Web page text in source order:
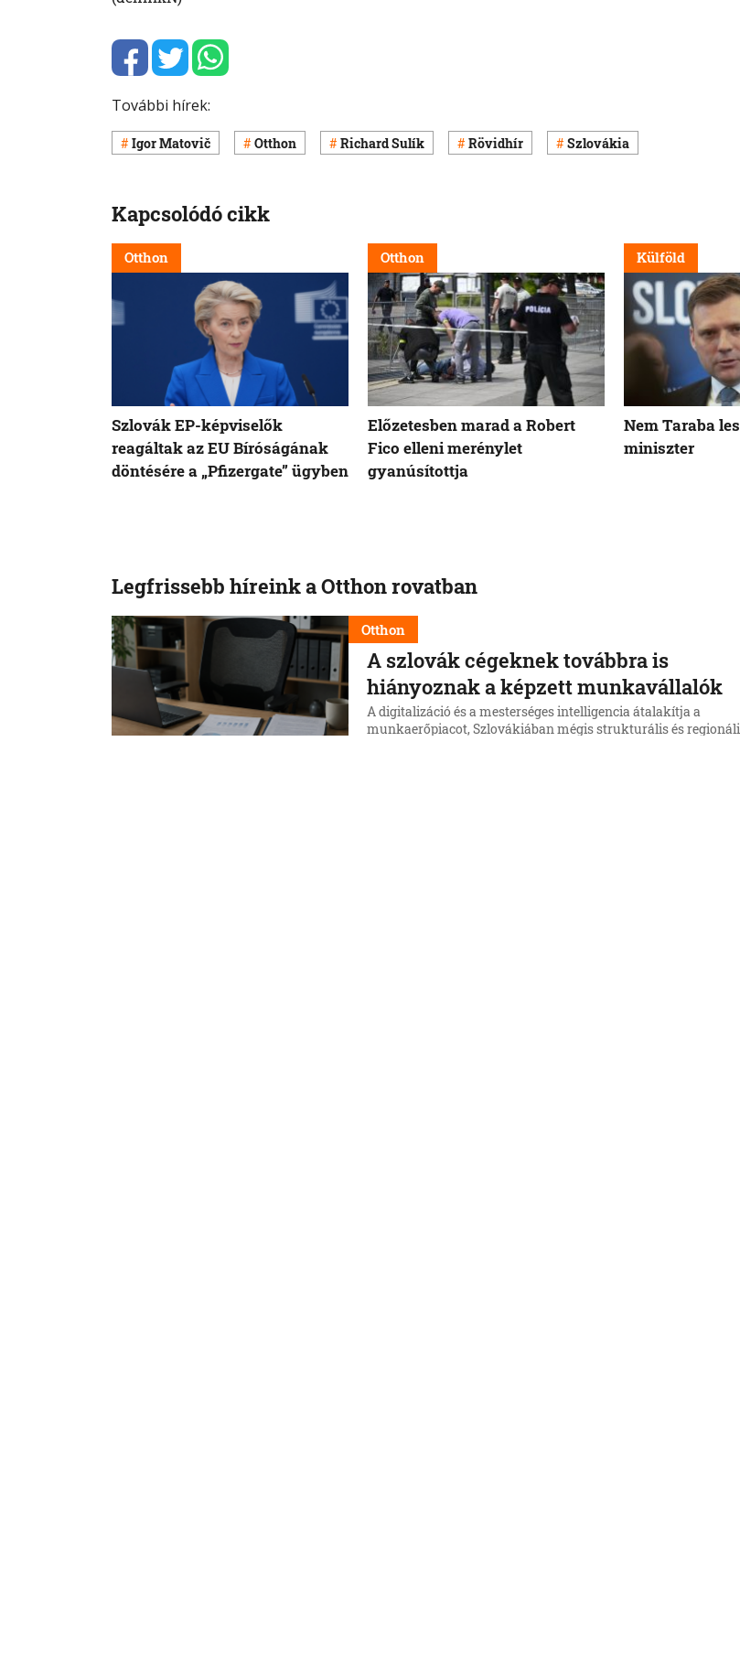
További hírek:
Igor Matovič Otthon Richard Sulík Rövidhír Szlovákia
Kapcsolódó cikk
Otthon
Szlovák EP-képviselők
reagáltak az EU Bíróságának
döntésére a „Pfizergate” ügyben
Otthon
Előzetesben marad a Robert
Fico elleni merénylet
gyanúsítottja
Külföld
Nem Taraba
miniszter
Legfrissebb híreink a Otthon rovatban
Otthon
A szlovák cégeknek továbbra is
hiányoznak a képzett munkavállalók
A digitalizáció és a mesterséges intelligencia átalakítja a
munkaerőpiacot, Szlovákiában mégis strukturális és